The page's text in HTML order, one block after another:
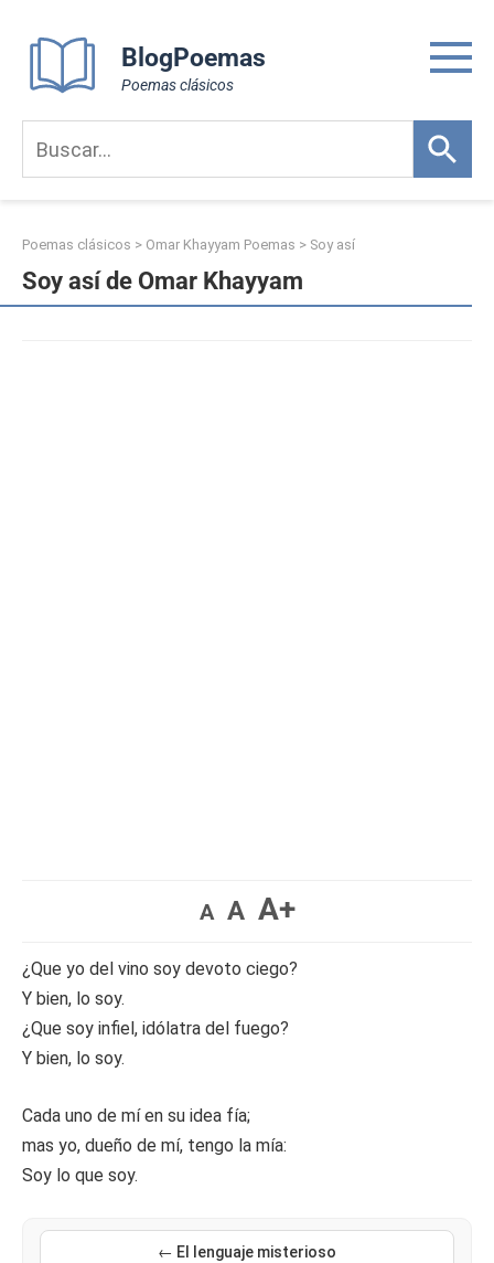
content
BlogPoemas
Poemas clásicos
Poemas clásicos > Omar Khayyam Poemas > Soy así
Soy así de Omar Khayyam
A A A+
¿Que yo del vino soy devoto ciego?
Y bien, lo soy.
¿Que soy infiel, idólatra del fuego?
Y bien, lo soy.
Cada uno de mí en su idea fía;
mas yo, dueño de mí, tengo la mía:
Soy lo que soy.
← El lenguaje misterioso